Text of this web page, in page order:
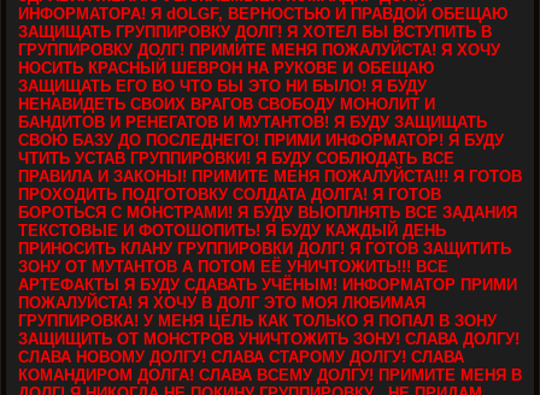
ИНФОРМАТОРА! Я dOLGF, ВЕРНОСТЬЮ И ПРАВДОЙ ОБЕЩАЮ
ЗАЩИЩАТЬ ГРУППИРОВКУ ДОЛГ! Я ХОТЕЛ БЫ ВСТУПИТЬ В
ГРУППИРОВКУ ДОЛГ! ПРИМИТЕ МЕНЯ ПОЖАЛУЙСТА! Я ХОЧУ
НОСИТЬ КРАСНЫЙ ШЕВРОН НА РУКОВЕ И ОБЕЩАЮ
ЗАЩИЩАТЬ ЕГО ВО ЧТО БЫ ЭТО НИ БЫЛО! Я БУДУ
НЕНАВИДЕТЬ СВОИХ ВРАГОВ СВОБОДУ МОНОЛИТ И
БАНДИТОВ И РЕНЕГАТОВ И МУТАНТОВ! Я БУДУ ЗАЩИЩАТЬ
СВОЮ БАЗУ ДО ПОСЛЕДНЕГО! ПРИМИ ИНФОРМАТОР! Я БУДУ
ЧТИТЬ УСТАВ ГРУППИРОВКИ! Я БУДУ СОБЛЮДАТЬ ВСЕ
ПРАВИЛА И ЗАКОНЫ! ПРИМИТЕ МЕНЯ ПОЖАЛУЙСТА!!! Я ГОТОВ
ПРОХОДИТЬ ПОДГОТОВКУ СОЛДАТА ДОЛГА! Я ГОТОВ
БОРОТЬСЯ С МОНСТРАМИ! Я БУДУ ВЫОПЛНЯТЬ ВСЕ ЗАДАНИЯ
ТЕКСТОВЫЕ И ФОТОШОПИТЬ! Я БУДУ КАЖДЫЙ ДЕНЬ
ПРИНОСИТЬ КЛАНУ ГРУППИРОВКИ ДОЛГ! Я ГОТОВ ЗАЩИТИТЬ
ЗОНУ ОТ МУТАНТОВ А ПОТОМ ЕЁ УНИЧТОЖИТЬ!!! ВСЕ
АРТЕФАКТЫ Я БУДУ СДАВАТЬ УЧЁНЫМ! ИНФОРМАТОР ПРИМИ
ПОЖАЛУЙСТА! Я ХОЧУ В ДОЛГ ЭТО МОЯ ЛЮБИМАЯ
ГРУППИРОВКА! У МЕНЯ ЦЕЛЬ КАК ТОЛЬКО Я ПОПАЛ В ЗОНУ
ЗАЩИЩИТЬ ОТ МОНСТРОВ УНИЧТОЖИТЬ ЗОНУ! СЛАВА ДОЛГУ!
СЛАВА НОВОМУ ДОЛГУ! СЛАВА СТАРОМУ ДОЛГУ! СЛАВА
КОМАНДИРОМ ДОЛГА! СЛАВА ВСЕМУ ДОЛГУ! ПРИМИТЕ МЕНЯ В